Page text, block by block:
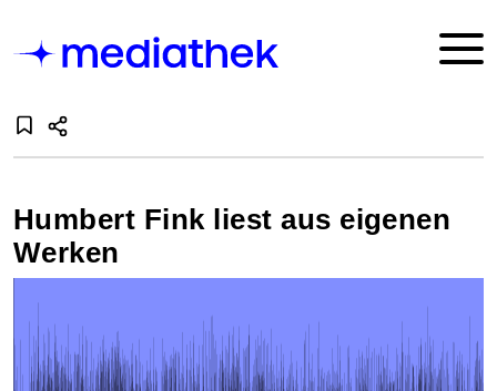
Humbert Fink liest aus eigenen
Werken